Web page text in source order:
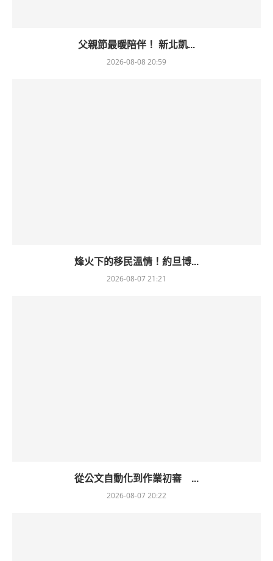
父親節最暖陪伴！ 新北凱...
2026-08-08 20:59
烽火下的移民溫情！約旦博...
2026-08-07 21:21
從公文自動化到作業初審 ...
2026-08-07 20:22